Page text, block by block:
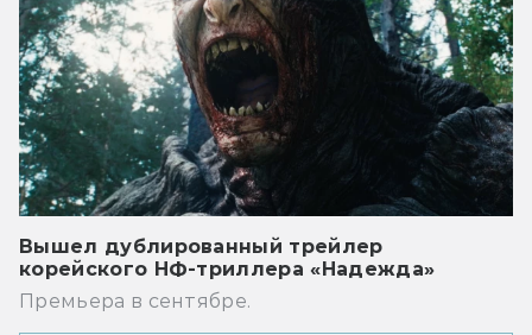
Вышел дублированный трейлер
корейского НФ-триллера «Надежда»
Премьера в сентябре.